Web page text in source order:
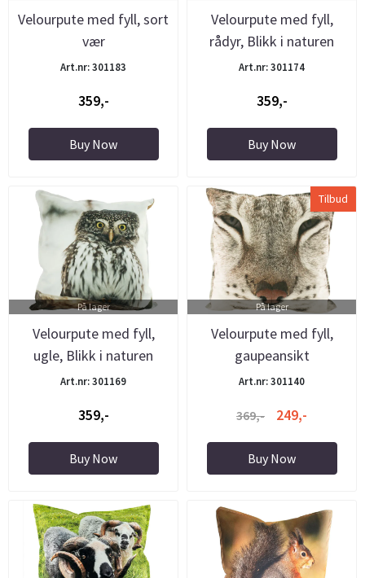
Velourpute med fyll, sort
vær
Art.nr: 301183
359,-
Buy Now
Velourpute med fyll,
rådyr, Blikk i naturen
Art.nr: 301174
359,-
Buy Now
På lager
Velourpute med fyll,
ugle, Blikk i naturen
Art.nr: 301169
359,-
Buy Now
Tilbud
På lager
Velourpute med fyll,
gaupeansikt
Art.nr: 301140
369,- 249,-
Buy Now